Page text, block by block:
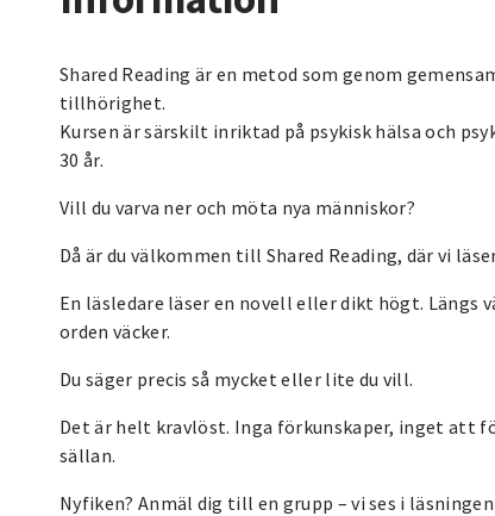
Shared Reading är en metod som genom
tillhörighet.
Kursen är särskilt inriktad på psykisk hälsa och
30 år.
Vill du varva ner och möta nya människor?
Då är du välkommen till Shared Reading, där vi
En läsledare läser en novell eller dikt högt. Längs
orden väcker.
Du säger precis så mycket eller lite du vill.
Det är helt kravlöst. Inga förkunskaper, inget att
sällan.
Nyfiken? Anmäl dig till en grupp – vi ses i